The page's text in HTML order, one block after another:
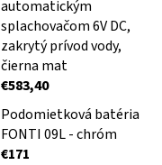
automatickým
splachovačom 6V DC,
zakrytý prívod vody,
čierna mat
€583,40
Podomietková batéria
FONTI 09L - chróm
€171